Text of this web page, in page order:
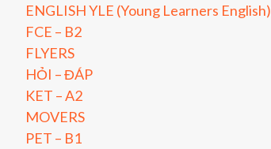
ENGLISH YLE (Young Learners English)
FCE – B2
FLYERS
HỎI – ĐÁP
KET – A2
MOVERS
PET – B1